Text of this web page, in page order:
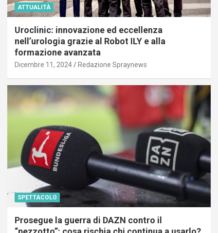
ATTUALITÀ
Uroclinic: innovazione ed eccellenza
nell’urologia grazie al Robot ILY e alla
formazione avanzata
Dicembre 11, 2024 Redazione Spraynews
SPETTACOLO
Prosegue la guerra di DAZN contro il